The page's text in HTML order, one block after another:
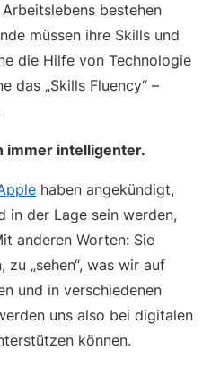
bestehen
müssen ihre Skills und
die Hilfe von Technologie
das „Skills Fluency“ –
immer intelligenter.
haben angekündigt,
in der Lage sein werden,
anderen Worten: Sie
„sehen“, was wir auf
und in verschiedenen
uns also bei digitalen
können.